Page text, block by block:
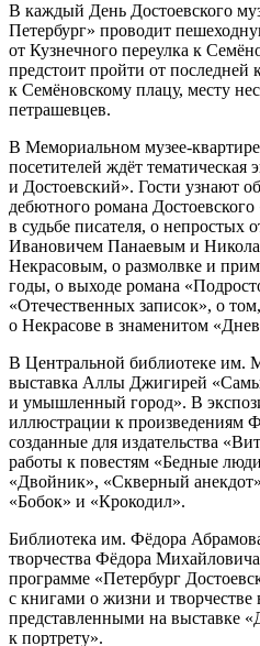
В каждый День Достоевского
Петербург» проводит
от Кузнечного переулка к
предстоит пройти от последней
к Семёновскому плацу, месту
петрашевцев.
В Мемориальном музее-
посетителей ждёт тематическая
и Достоевский». Гости узнают
дебютного романа
в судьбе писателя, о непростых
Ивановичем Панаевым и
Некрасовым, о размолвке и
годы, о выходе романа
«Отечественных записок», о
о Некрасове в знаменитом
В Центральной библиотеке им.
выставка Аллы Джигирей
и умышленный город». В
иллюстрации к произведениям
созданные для издательства
работы к повестям «Бедные
«Двойник», «Скверный
«Бобок» и «Крокодил».
Библиотека им. Фёдора
творчества Фёдора
программе «Петербург
с книгами о жизни и творчестве
представленными на выставке
к портрету».